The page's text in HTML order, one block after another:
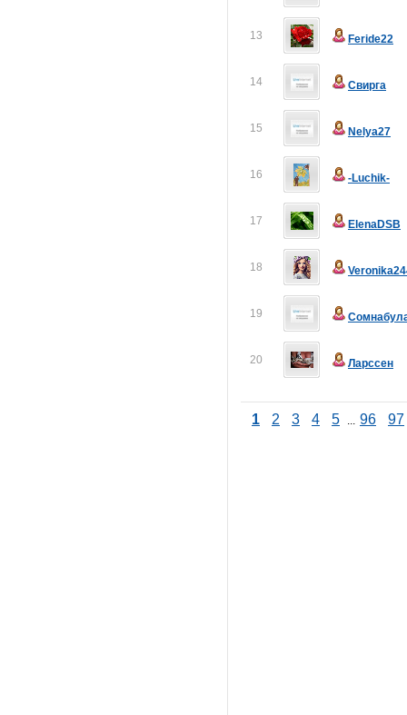
13 Feride22
14 Свирга
15 Nelya27
16 -Luchik-
17 ElenaDSB
18
19
20 Ларссен
1 2 3 4 5 ... 96 97